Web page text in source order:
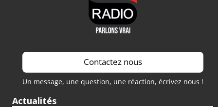
Contactez nous
Un message, une question, une réaction, écrivez nous !
Actualités